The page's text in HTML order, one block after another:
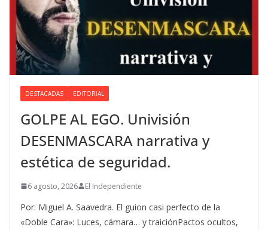
DESTACADAS EDITORIAL
GOLPE AL EGO. Univisión
DESENMASCARA narrativa y
estética de seguridad.
6 agosto, 2026 El Independiente
Por: Miguel A. Saavedra. El guion casi perfecto de la
«Doble Cara»: Luces, cámara… y traiciónPactos ocultos,